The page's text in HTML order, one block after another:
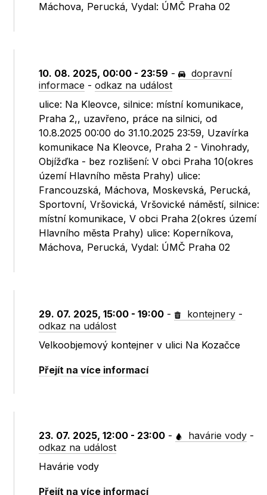
Máchova, Perucká, Vydal: ÚMČ Praha 02
10. 08. 2025, 00:00 - 23:59 -
dopravní
informace -odkaz na událost
ulice: Na Kleovce, silnice: místní komunikace,
Praha 2,, uzavřeno, práce na silnici, od
10.8.2025 00:00 do 31.10.2025 23:59, Uzavírka
komunikace Na Kleovce, Praha 2 - Vinohrady,
Objížďka - bez rozlišení: V obci Praha 10(okres
území Hlavního města Prahy) ulice:
Francouzská, Máchova, Moskevská, Perucká,
Sportovní, Vršovická, Vršovické náměstí, silnice:
místní komunikace, V obci Praha 2(okres území
Hlavního města Prahy) ulice: Koperníkova,
Máchova, Perucká, Vydal: ÚMČ Praha 02
29. 07. 2025, 15:00 - 19:00 - kontejnery -
odkaz na událost
Velkoobjemový kontejner v ulici Na Kozačce
Přejít na více informací
23. 07. 2025, 12:00 - 23:00 - havárie vody -
odkaz na událost
Havárie vody
Přejít na více informací